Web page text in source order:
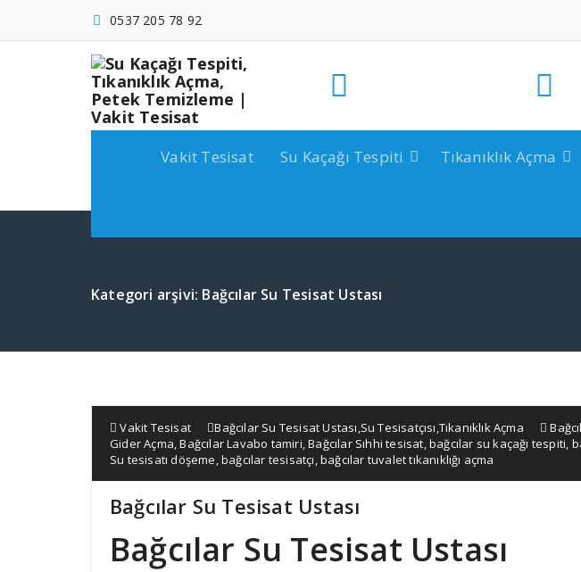
0537 205 78 92
Vakit Tesisat Su Kaçağı Tespiti Tıkanıklık Açma
Kategori arşivi: Bağcılar Su Tesisat Ustası
Vakit Tesisat Bağcılar Su Tesisat Ustası,Su Tesisatçısı,Tıkanıklık Açma
Gider Açma,Bağcılar Lavabo tamiri,Bağcılar Sıhhi tesisat,bağcılar su kaçağı tespiti,
Su tesisatı döşeme,bağcılar tesisatçı,bağcılar tuvalet tıkanıklığı açma
Bağcılar Su Tesisat Ustası
Bağcılar Su Tesisat Ustası